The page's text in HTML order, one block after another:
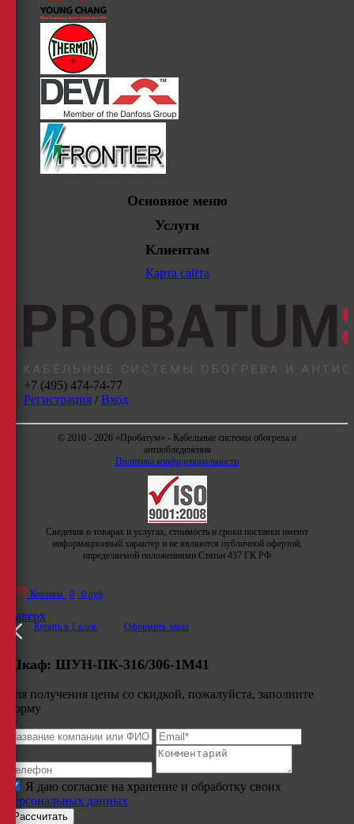
Основное меню
Услуги
Клиентам
Карта сайта
+7 (495) 474-74-77
Регистрация/ Вход
© 2010 - 2026 «Пробатум» - Кабельные системы обогрева и
антиобледенения
Политика конфиденциальности
Сведения о товарах и услугах, стоимость и сроки поставки имеют
информационный характер и не являются публичной офертой,
определяемой положениями Статьи 437 ГК РФ
Корзина 0 0 руб
Купить в 1 клик Оформить заказ
Наверх
Шкаф: ШУН-ПК-316/306-1М41
Для получения цены со скидкой, пожалуйста, заполните
форму
Я даю согласие на хранение и обработку своих
персональных данных
Рассчитать